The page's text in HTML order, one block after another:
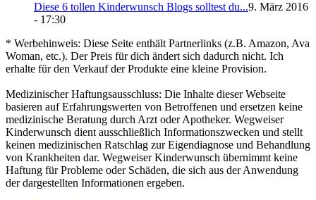
Die­se 6 tol­len Kin­der­wunsch Blogs soll­test du...9. März 2016
- 17:30
* Werbehinweis: Diese Seite enthält Partnerlinks (z.B. Amazon, Ava
Woman, etc.). Der Preis für dich ändert sich dadurch nicht. Ich
erhalte für den Verkauf der Produkte eine kleine Provision.
Medizinischer Haftungsausschluss: Die Inhalte dieser Webseite
basieren auf Erfahrungswerten von Betroffenen und ersetzen keine
medizinische Beratung durch Arzt oder Apotheker. Wegweiser
Kinderwunsch dient ausschließlich Informationszwecken und stellt
keinen medizinischen Ratschlag zur Eigendiagnose und Behandlung
von Krankheiten dar. Wegweiser Kinderwunsch übernimmt keine
Haftung für Probleme oder Schäden, die sich aus der Anwendung
der dargestellten Informationen ergeben.